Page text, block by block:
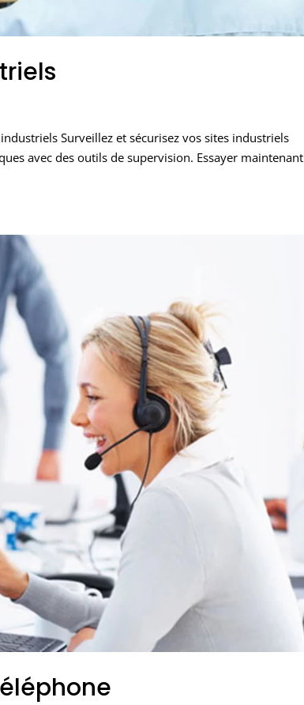
Surveillez et sécurisez vos sites industriels
avec des outils de supervision. Essayer maintenant